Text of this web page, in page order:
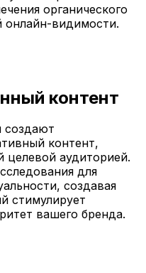
органического
видимости.
контент
создают
контент,
целевой аудиторией.
для
создавая
стимулирует
вашего бренда.